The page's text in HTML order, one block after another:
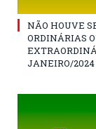
NÃO HOUVE
ORDINÁRIAS
JANEIRO/2024